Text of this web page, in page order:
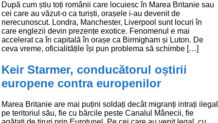
După cum știu toți românii care locuiesc în Marea Britanie sau
cei care au văzut-o ca turiști, orașele i-au devenit de
nerecunoscut. Londra, Manchester, Liverpool sunt locuri în
care englezii devin prezențe exotice. Fenomenul e mai
accelerat ca în capitală în orașe ca Birmigham și Luton. De
ceva vreme, oficialitățile își pun problema să schimbe […]
Keir Starmer, conducătorul oștirii
europene contra europenilor
Marea Britanie are mai puțini soldați decât migranți intrați ilegal
pe teritoriul său, fie cu bărcile peste Canalul Mânecii, fie